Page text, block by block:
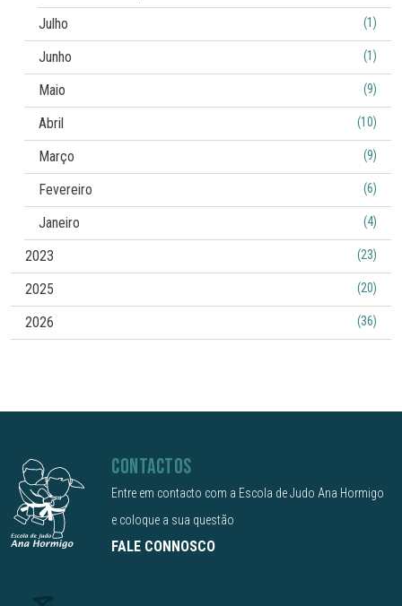
Julho
(1)
Junho (1)
Maio (9)
Abril (10)
Março (9)
Fevereiro (6)
Janeiro (4)
2023 (23)
2025 (20)
2026 (36)
CONTACTOS
Entre em contacto com a Escola de Judo Ana Hormigo
e coloque a sua questão
FALE CONNOSCO